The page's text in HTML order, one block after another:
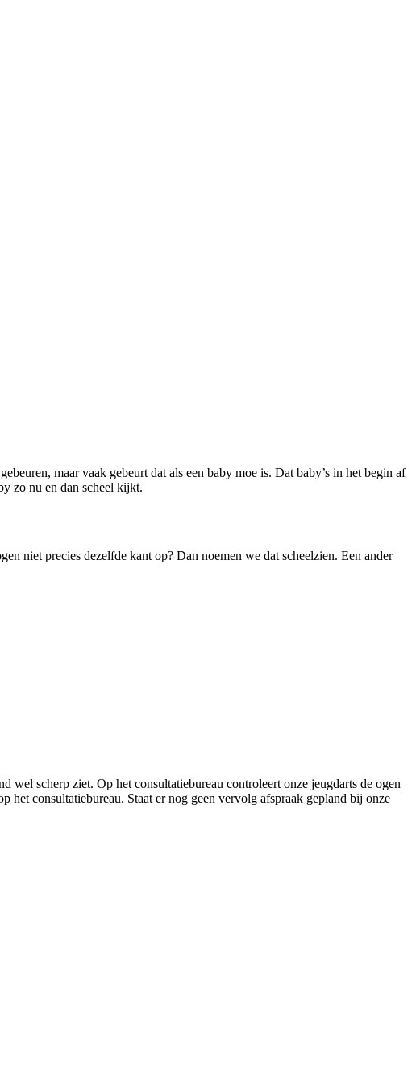
maar vaak gebeurt dat als een baby moe is. Dat baby’s in het begin af
zo nu en dan scheel kijkt.
niet precies dezelfde kant op? Dan noemen we dat scheelzien. Een ander
scherp ziet. Op het consultatiebureau controleert onze jeugdarts de ogen
consultatiebureau. Staat er nog geen vervolg afspraak gepland bij onze